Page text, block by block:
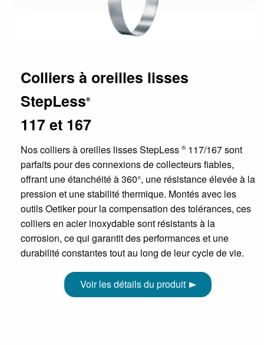
Colliers à oreilles lisses
StepLess®
117 et 167
Nos colliers à oreilles lisses StepLess ®117/167 sont
parfaits pour des connexions de collecteurs fiables,
offrant une étanchéité à 360°, une résistance élevée à la
pression et une stabilité thermique. Montés avec les
outils Oetiker pour la compensation des tolérances, ces
colliers en acier inoxydable sont résistants à la
corrosion, ce qui garantit des performances et une
durabilité constantes tout au long de leur cycle de vie.
Voir les détails du produit